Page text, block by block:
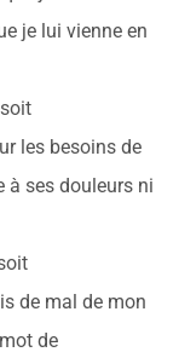
je lui vienne en
les besoins de
à ses douleurs ni
de mal de mon
de